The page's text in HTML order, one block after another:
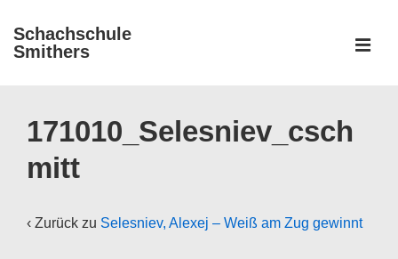
Zum
Inhalt
Schachschule
Smithers
Navigation
171010_Selesniev_csch
mitt
‹ Zurück zu Selesniev, Alexej – Weiß am Zug gewinnt